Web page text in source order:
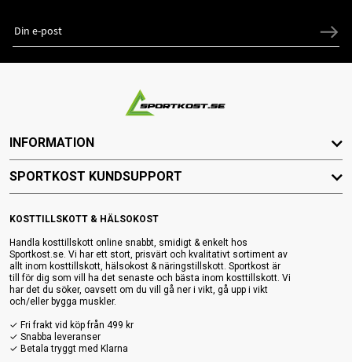
KOSTTILLSKOTT & HÄLSOKOST
Handla kosttillskott online snabbt, smidigt & enkelt hos
Sportkost.se. Vi har ett stort, prisvärt och kvalitativt sortiment av
allt inom kosttillskott, hälsokost & näringstillskott. Sportkost är
till för dig som vill ha det senaste och bästa inom kosttillskott. Vi
har det du söker, oavsett om du vill gå ner i vikt, gå upp i vikt
och/eller bygga muskler.
✓ Fri frakt vid köp från 499 kr
✓ Snabba leveranser
✓ Betala tryggt med Klarna
INFORMATION
SPORTKOST KUNDSUPPORT